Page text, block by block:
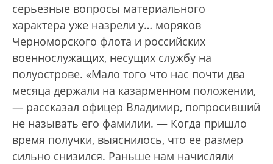
серьезные вопросы материального
характера уже назрели у… моряков
Черноморского флота и российских
военнослужащих, несущих службу на
полуострове. «Мало того что нас почти два
месяца держали на казарменном положении,
— рассказал офицер Владимир, попросивший
не называть его фамилии. — Когда пришло
время получки, выяснилось, что ее размер
сильно снизился. Раньше нам начисляли